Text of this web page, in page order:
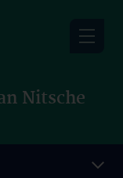
Nitsche